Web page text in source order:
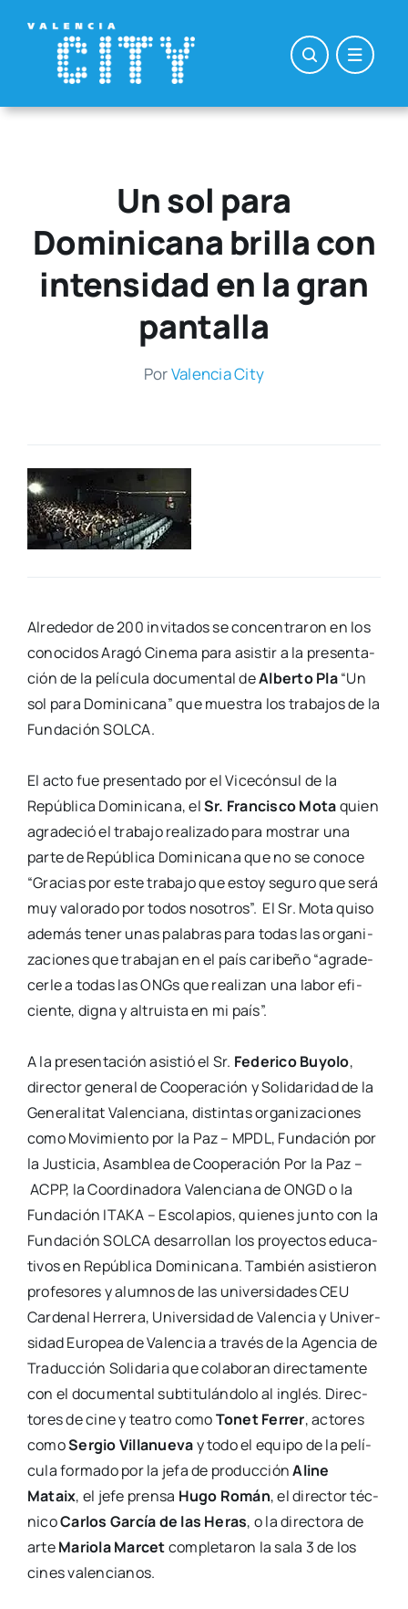
contenido
Un sol para
Dominicana brilla con
intensidad en la gran
pantalla
PorValen­cia City
Alre­de­dor de 200 invi­ta­dos se con­cen­tra­ron en los
cono­ci­dos Ara­gó Cine­ma para asis­tir a la pre­sen­ta­
ción de la pelí­cu­la docu­men­tal deAlber­to Pla“Un
sol para Domi­ni­ca­na” quemues­tra los tra­ba­jos de la
Fun­da­ción SOLCA.
El acto fue pre­sen­ta­do por el Vice­cón­sul de la
Repú­bli­ca Domi­ni­ca­na, elSr. Fran­cis­coMotaquien
agra­de­ció el tra­ba­jo rea­li­za­do para mos­trar una
par­te de Repú­bli­ca Domi­ni­ca­na que no se cono­ce
“Gra­cias por este tra­ba­jo que estoy segu­ro que será
muyvalo­ra­do por todos noso­tros”. El Sr. Mota qui­so
ade­más tener unas pala­bras para todas las orga­ni­
za­cio­nes que tra­ba­jan en el país cari­be­ño “agra­de­
cer­le a todas las ONGs que rea­li­zan una labor efi­
cien­te, dig­na y altruis­ta en mi país”.
A la pre­sen­ta­ción asis­tió el Sr. Fede­ri­co Buyo­lo,
direc­tor gene­ral de Coope­ra­ción ySoli­da­ri­dad de la
Gene­ra­li­tat Valen­cia­na, dis­tin­tas orga­ni­za­cio­nes
como Movi­mien­to por la Paz – MPDL, Fun­da­ción por
la Jus­ti­cia, Asam­blea de Coope­ra­ción Por la Paz –
ACPP, la Coor­di­na­do­ra Valen­cia­na de ONGD o la
Fun­da­ción ITAKA – Esco­la­pios,quie­nes jun­to con la
Fun­da­ción SOLCA desa­rro­llan los pro­yec­tos edu­ca­
ti­vos en Repú­bli­ca Domi­ni­ca­na. Tam­bién asis­tie­ron
pro­fe­so­res y alum­nos de las uni­ver­si­da­des CEU
Car­de­nal Herre­ra, Uni­ver­si­dad de Valen­cia y Uni­ver­
si­dad Euro­pea de Valen­cia a tra­vés de la Agen­cia de
Tra­duc­ción Soli­da­ria que cola­bo­ran direc­ta­men­te
con el docu­men­tal sub­ti­tu­lán­do­lo al inglés. Direc­
to­res de cine y tea­tro comoTonet Ferrer,acto­res
comoSer­gio Villa­nue­vay todo el equi­po de la pelí­
cu­la for­ma­do por la jefa de pro­duc­ciónAli­ne
Mataix, el jefe pren­sa Hugo Román, el direc­tor téc­
ni­coCar­los Gar­cíade las Heras, o la direc­to­ra de
arteMario­la Mar­cetcom­ple­ta­ron la sala 3 de los
cinesvalen­cia­nos.